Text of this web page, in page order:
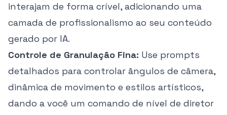
interajam de forma crível, adicionando uma
camada de profissionalismo ao seu conteúdo
gerado por IA.
Controle de Granulação Fina: Use prompts
detalhados para controlar ângulos de câmera,
dinâmica de movimento e estilos artísticos,
dando a você um comando de nível de diretor